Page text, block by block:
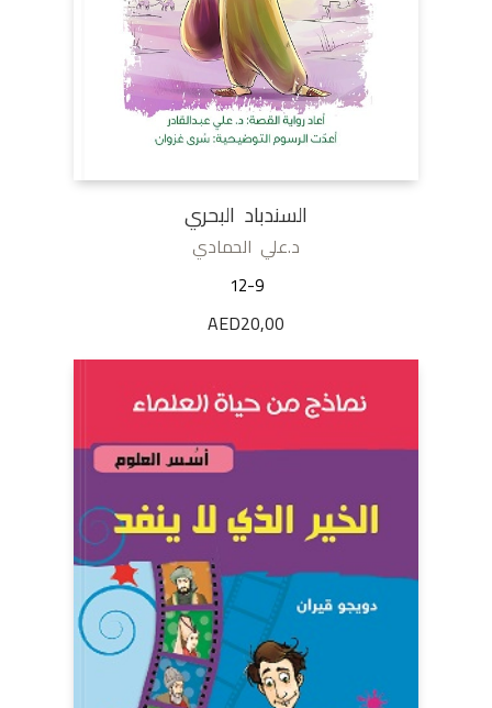
السندباد البحري
د.علي الحمادي
12-9
AED20,00